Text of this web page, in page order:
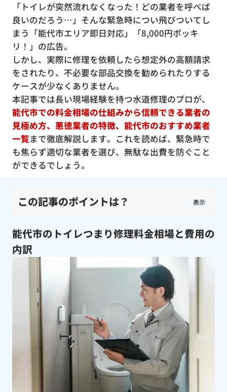
「トイレが突然流れなくなった！どの業者を呼べば
良いのだろう…」そんな緊急時につい飛びついてし
まう「能代市エリア即日対応」「8,000円ポッキ
リ！」の広告。
しかし、実際に修理を依頼したら想定外の高額請求
をされたり、不必要な部品交換を勧められたりする
ケースが少なくありません。
本記事では長い現場経験を持つ水道修理のプロが、
能代市での料金相場の仕組みから信頼できる業者の
見極め方、悪徳業者の特徴、能代市のおすすめ業者
一覧まで徹底解説します。これを読めば、緊急時で
も焦らず適切な業者を選び、無駄な出費を防ぐこと
ができるでしょう。
この記事のポイントは？ 表示
能代市のトイレつまり修理料金相場と費用の
内訳